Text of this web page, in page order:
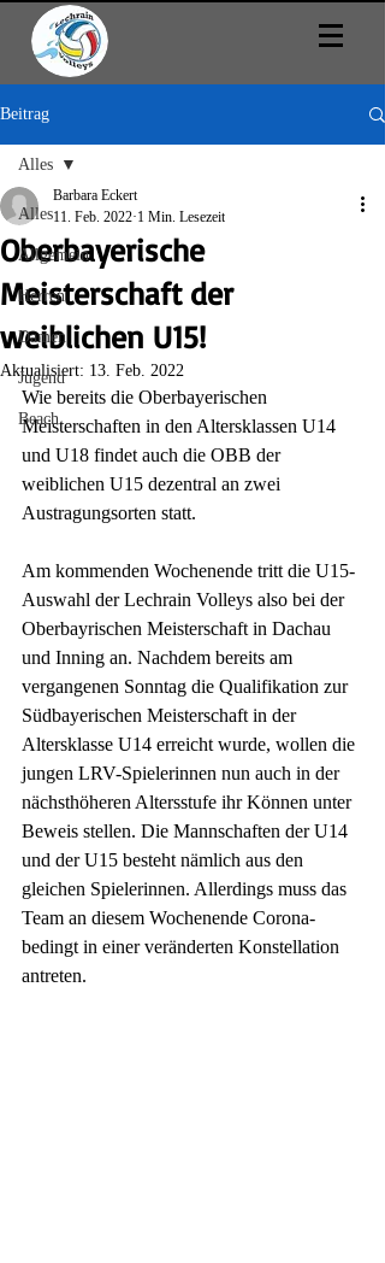
Beitrag
Alles
Allgemein
Herren
Damen
Jugend
Beach
Alles
Oberbayerische
Meisterschaft der
weiblichen U15!
Barbara Eckert
11. Feb. 2022 1 Min. Lesezeit
Aktualisiert: 13. Feb. 2022
Wie bereits die Oberbayerischen
Meisterschaften in den Altersklassen U14
und U18 findet auch die OBB der
weiblichen U15 dezentral an zwei
Austragungsorten statt.
Am kommenden Wochenende tritt die U15-
Auswahl der Lechrain Volleys also bei der
Oberbayrischen Meisterschaft in Dachau
und Inning an. Nachdem bereits am
vergangenen Sonntag die Qualifikation zur
Südbayerischen Meisterschaft in der
Altersklasse U14 erreicht wurde, wollen die
jungen LRV-Spielerinnen nun auch in der
nächsthöheren Altersstufe ihr Können unter
Beweis stellen. Die Mannschaften der U14
und der U15 besteht nämlich aus den
gleichen Spielerinnen. Allerdings muss das
Team an diesem Wochenende Corona-
bedingt in einer veränderten Konstellation
antreten.